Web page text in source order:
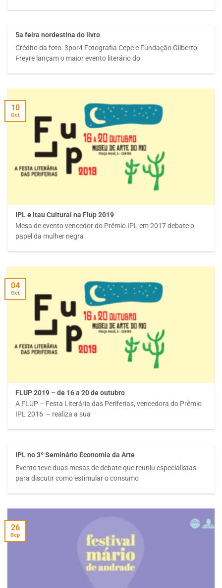
5a feira nordestina do livro
Crédito da foto: 3por4 Fotografia Cepe e Fundação Gilberto
Freyre lançam o maior evento literário do
IPL e Itau Cultural na Flup 2019
Mesa de evento vencedor do Prêmio IPL em 2017 debate o
papel da mulher negra
10
Oct
FLUP 2019 – de 16 a 20 de outubro
A FLUP – Festa Literária das Periferias, vencedora do Prêmio
IPL 2016 – realiza a sua
04
Oct
IPL no 3º Seminário Economia da Arte
Evento teve duas mesas de debate que reuniu especialistas
para discutir como estimular o consumo
26
Sep